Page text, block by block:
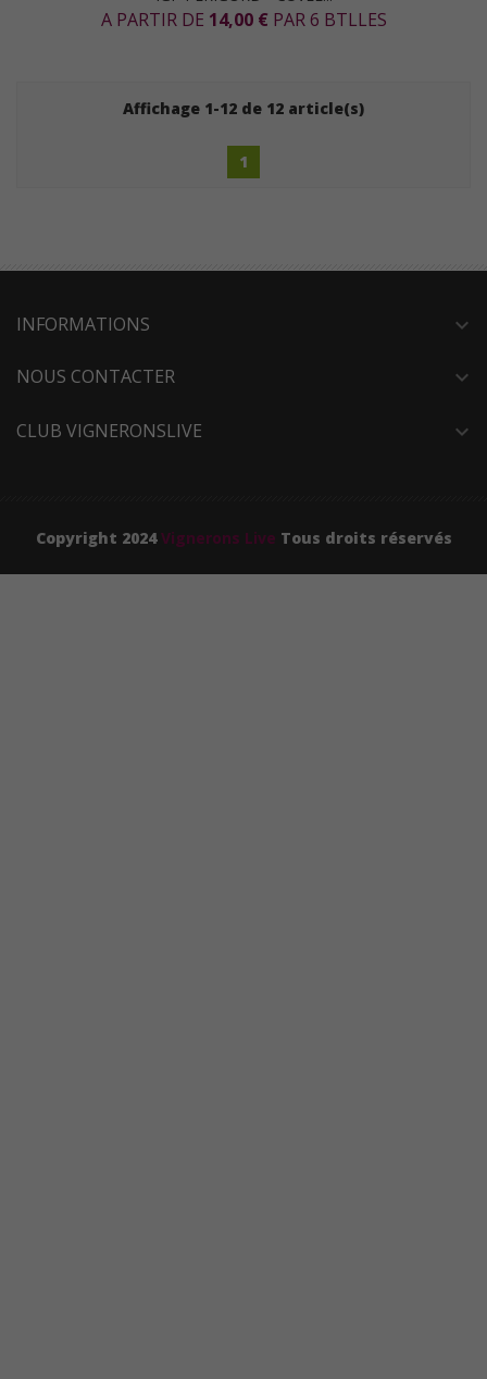
A PARTIR DE 14,00 € PAR 6 BTLLES
Affichage 1-12 de 12 article(s)
1
INFORMATIONS expand_more
NOUS CONTACTER expand_more
CLUB VIGNERONSLIVE expand_more
Copyright 2024Vignerons Live Tous droits réservés